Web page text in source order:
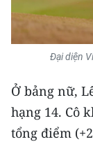
Infographic
TIN MỚI
TIN ĐỊA
Trung du và
Đại diện
Ở bảng nữ,
hạng 14. Cô
tổng điểm